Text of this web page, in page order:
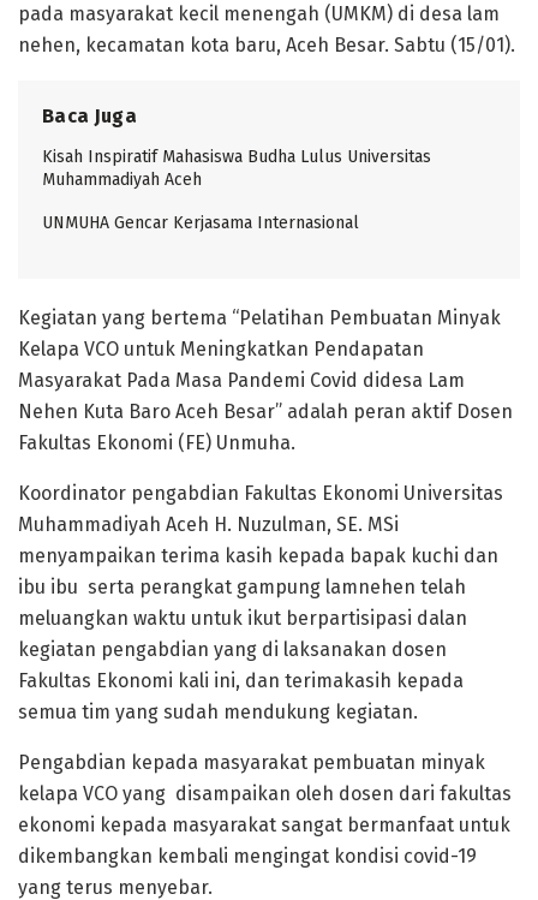
pada masyarakat kecil menengah (UMKM) di desa lam
nehen, kecamatan kota baru, Aceh Besar. Sabtu (15/01).
Baca Juga
Kisah Inspiratif Mahasiswa Budha Lulus Universitas
Muhammadiyah Aceh
UNMUHA Gencar Kerjasama Internasional
Kegiatan yang bertema “Pelatihan Pembuatan Minyak
Kelapa VCO untuk Meningkatkan Pendapatan
Masyarakat Pada Masa Pandemi Covid didesa Lam
Nehen Kuta Baro Aceh Besar” adalah peran aktif Dosen
Fakultas Ekonomi (FE) Unmuha.
Koordinator pengabdian Fakultas Ekonomi Universitas
Muhammadiyah Aceh H. Nuzulman, SE. MSi
menyampaikan terima kasih kepada bapak kuchi dan
ibu ibu serta perangkat gampung lamnehen telah
meluangkan waktu untuk ikut berpartisipasi dalan
kegiatan pengabdian yang di laksanakan dosen
Fakultas Ekonomi kali ini, dan terimakasih kepada
semua tim yang sudah mendukung kegiatan.
Pengabdian kepada masyarakat pembuatan minyak
kelapa VCO yang disampaikan oleh dosen dari fakultas
ekonomi kepada masyarakat sangat bermanfaat untuk
dikembangkan kembali mengingat kondisi covid-19
yang terus menyebar.